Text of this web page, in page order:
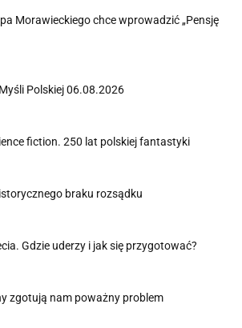
Morawieckiego chce wprowadzić „Pensję
Polskiej 06.08.2026
fiction. 250 lat polskiej fantastyki
braku rozsądku
Gdzie uderzy i jak się przygotować?
zgotują nam poważny problem